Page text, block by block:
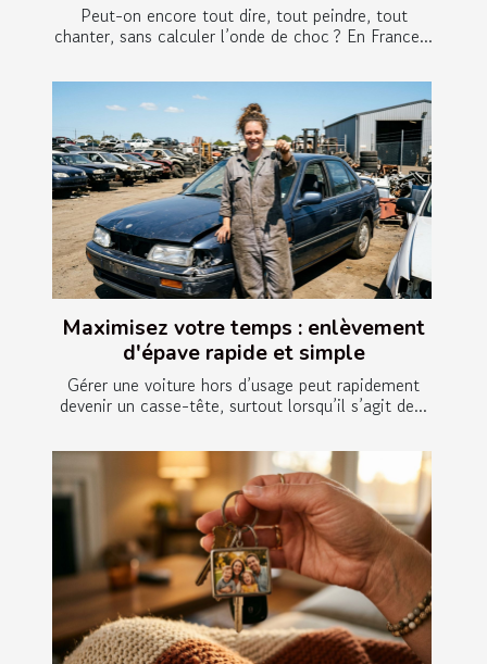
Peut-on encore tout dire, tout peindre, tout
chanter, sans calculer l’onde de choc ? En France...
Maximisez votre temps : enlèvement
d'épave rapide et simple
Gérer une voiture hors d’usage peut rapidement
devenir un casse-tête, surtout lorsqu’il s’agit de...